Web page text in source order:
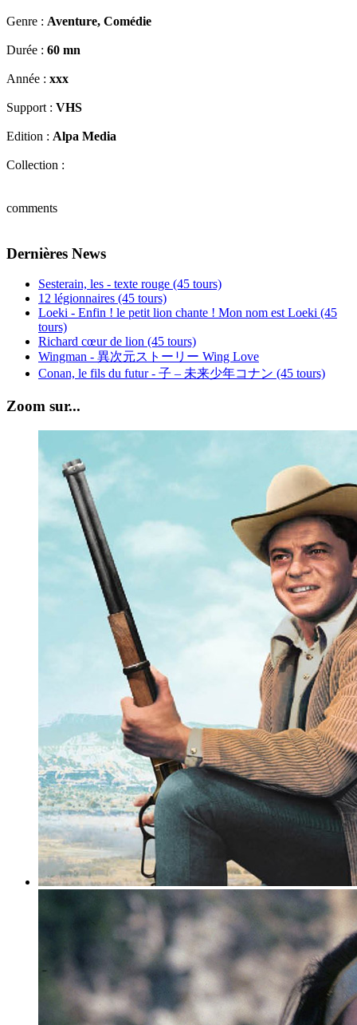
Genre : Aventure, Comédie
Durée : 60 mn
Année : xxx
Support : VHS
Edition : Alpa Media
Collection :
comments
Dernières News
Sesterain, les - texte rouge (45 tours)
12 légionnaires (45 tours)
Loeki - Enfin ! le petit lion chante ! Mon nom est Loeki (45
tours)
Richard cœur de lion (45 tours)
Wingman - 異次元ストーリー Wing Love
Conan, le fils du futur - 子 – 未来少年コナン (45 tours)
Zoom sur...